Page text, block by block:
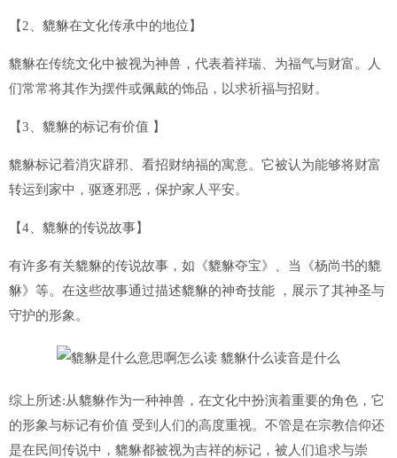
【2、貔貅在文化传承中的地位】
貔貅在传统文化中被视为神兽，代表着祥瑞、为福气与财富。人
们常常将其作为摆件或佩戴的饰品，以求祈福与招财。
【3、貔貅的标记有价值 】
貔貅标记着消灾辟邪、看招财纳福的寓意。它被认为能够将财富
转运到家中，驱逐邪恶，保护家人平安。
【4、貔貅的传说故事】
有许多有关貔貅的传说故事，如《貔貅夺宝》、当《杨尚书的貔
貅》等。在这些故事通过描述貔貅的神奇技能 ，展示了其神圣与
守护的形象。
综上所述:从貔貅作为一种神兽，在文化中扮演着重要的角色，它
的形象与标记有价值 受到人们的高度重视。不管是在宗教信仰还
是在民间传说中，貔貅都被视为吉祥的标记，被人们追求与崇